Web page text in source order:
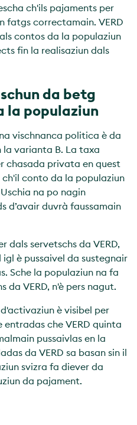
ch'ils pajaments per
fatgs correctamain. VERD
contos da la populaziun
fin la realisaziun dals
da betg
la populaziun
vischnanca politica è da
la varianta B. La taxa
chasada privata en quest
conto da la populaziun
na po nagin
d’avair duvrà faussamain
dals servetschs da VERD,
è pussaivel da sustegnair
Sche la populaziun na fa
da VERD, n'è pers nagut.
è visibel per
che VERD quinta
pussaivlas en la
da VERD sa basan sin il
svizra fa diever da
da pajament.